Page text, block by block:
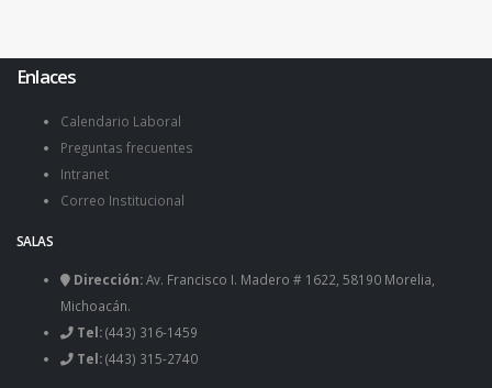
Enlaces
Calendario Laboral
Preguntas frecuentes
Intranet
Correo Institucional
SALAS
Dirección:Av. Francisco I. Madero # 1622, 58190 Morelia,
Michoacán.
Tel:(443) 316-1459
Tel:(443) 315-2740